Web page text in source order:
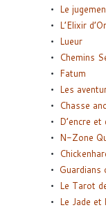
Le
L’Elixir d’Or
Lueur
Chemins
Fatum
Les
Chasse
D’encre et
N-Zone
Guardians
Le Tarot
Le Jade et